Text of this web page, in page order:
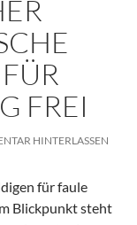
FREI
HINTERLASSEN
für faule
Blickpunkt steht